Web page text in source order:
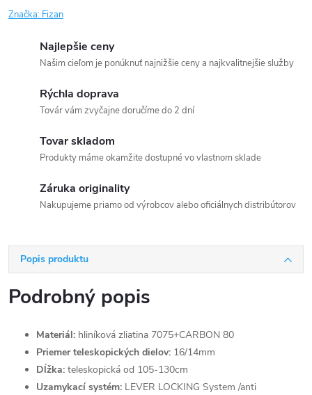
Značka: Fizan
Najlepšie ceny
Našim cieľom je ponúknuť najnižšie ceny a najkvalitnejšie služby
Rýchla doprava
Továr vám zvyčajne doručíme do 2 dní
Tovar skladom
Produkty máme okamžite dostupné vo vlastnom sklade
Záruka originality
Nakupujeme priamo od výrobcov alebo oficiálnych distribútorov
Popis produktu
Podrobný popis
Materiál: hliníková zliatina 7075+CARBON 80
Priemer teleskopických dielov: 16/14mm
Dĺžka: teleskopická od 105-130cm
Uzamykací systém: LEVER LOCKING System /anti